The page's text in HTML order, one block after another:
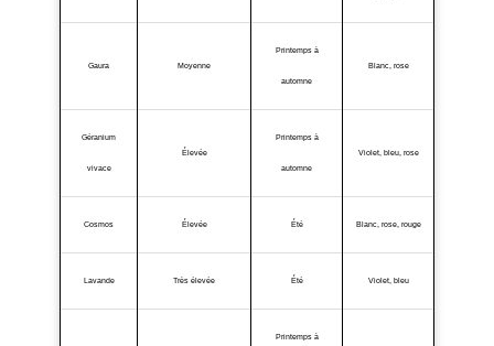
Gaura Moyenne
Printemps à
automne
Blanc, rose
Géranium
vivace
Élevée
Printemps à
automne
Violet, bleu, rose
Cosmos Élevée Été Blanc, rose, rouge
Lavande Très élevée Été Violet, bleu
Printemps à